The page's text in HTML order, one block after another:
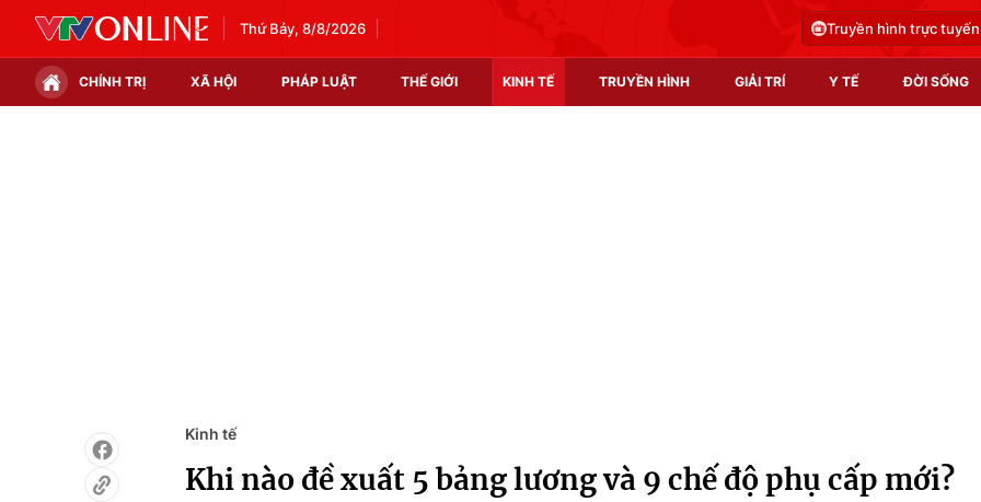
Thứ Bảy, 8/8/2026 Truyền hình trực tuyến
CHÍNH TRỊ XÃ HỘI PHÁP LUẬT THẾ GIỚI KINH TẾ TRUYỀN HÌNH GIẢI TRÍ Y TẾ ĐỜI SỐNG
Infographic
Kinh tế
Khi nào đề xuất 5 bảng lương và 9 chế độ phụ cấp mới?